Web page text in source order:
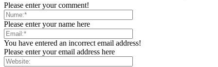
Please enter your comment!
Please enter your name here
You have entered an incorrect email address!
Please enter your email address here